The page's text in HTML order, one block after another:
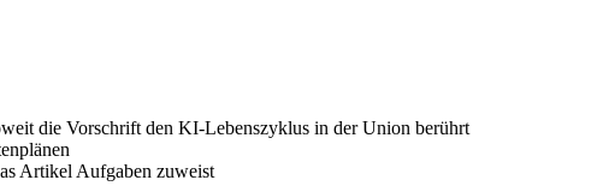
die Vorschrift den KI-Lebenszyklus in der Union berührt
Artikel Aufgaben zuweist